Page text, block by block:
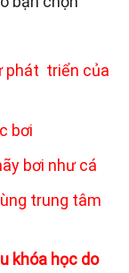
phát triển của
bơi
bơi như cá
trung tâm
khóa học do